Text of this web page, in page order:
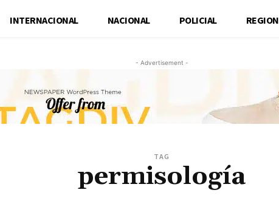
INTERNACIONAL NACIONAL POLICIAL REGION
- Advertisement -
TAG
permisología